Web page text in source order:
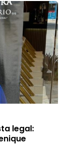
legal: